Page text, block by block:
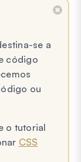
se a
código
ou
o tutorial
CSS